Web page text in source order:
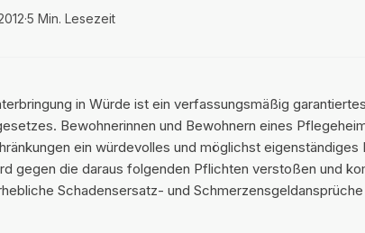
·5 Min. Lesezeit
in Würde ist ein verfassungsmäßig
Bewohnerinnen und Bewohnern eines
ein würdevolles und möglichst eigenständiges
gegen die daraus folgenden Pflichten verstoßen und
Schadensersatz- und